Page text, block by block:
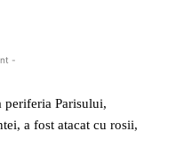
-
Parisului,
a fost atacat cu rosii,